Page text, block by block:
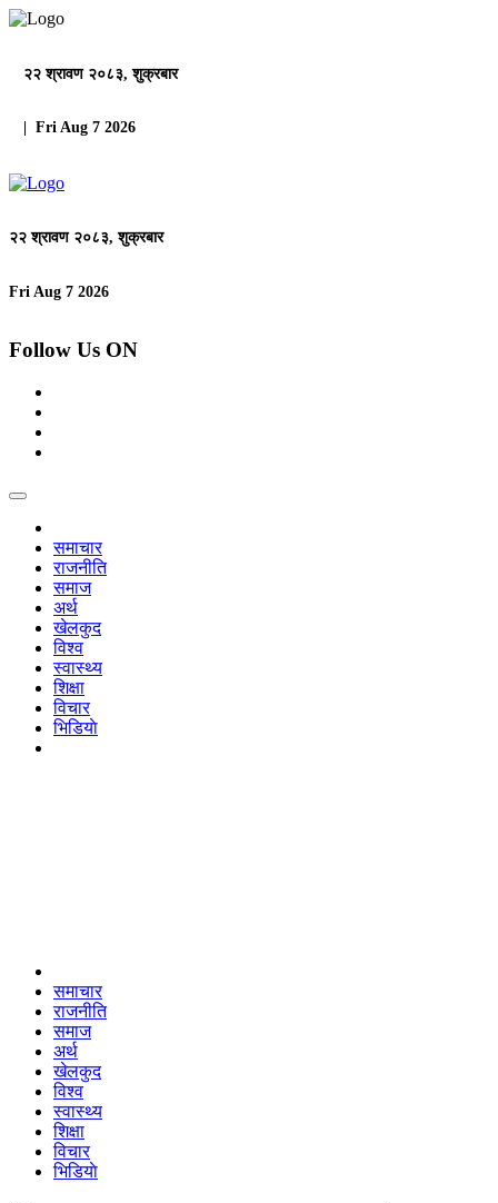
२२ श्रावण २०८३, शुक्रबार
| Fri Aug 7 2026
२२ श्रावण २०८३, शुक्रबार
Fri Aug 7 2026
Follow Us ON
समाचार
राजनीति
समाज
अर्थ
खेलकुद
विश्व
स्वास्थ्य
शिक्षा
विचार
भिडियाे
समाचार
राजनीति
समाज
अर्थ
खेलकुद
विश्व
स्वास्थ्य
शिक्षा
विचार
भिडियाे